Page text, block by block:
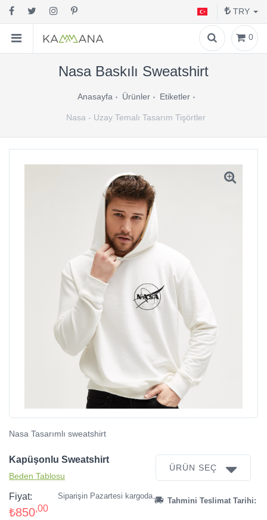
TRY
0
Nasa Baskılı Sweatshirt
Anasayfa Ürünler Etiketler
Nasa - Uzay Temalı Tasarım Tişörtler
Nasa Tasarımlı sweatshirt
Kapüşonlu Sweatshirt
Beden Tablosu
ÜRÜN SEÇ
Fiyat:
₺850,00
Tahmini Teslimat Tarihi:
Siparişin Pazartesi kargoda.